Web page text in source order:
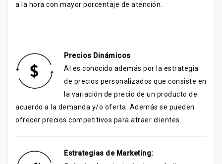
a la hora con mayor porcentaje de atención.
Precios Dinámicos
AI es conocido además por la estrategia
de precios personalizados que consiste en
la variación de precio de un producto de
acuerdo a la demanda y/o oferta. Además se pueden
ofrecer precios competitivos para atraer clientes.
Estrategias de Marketing: